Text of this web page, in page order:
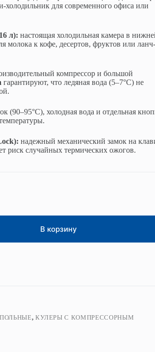
для современного офиса или
л): настоящая холодильная камера в
молока к кофе, десертов, фруктов или ланч-
компрессор и большой
гарантируют, что ледяная вода (5–7°C) не
(90–95°C), холодная вода и отдельная
надежный механический замок на
риск случайных термических ожогов.
В корзину
, КУЛЕРЫ С КОМПРЕССОРНЫМ